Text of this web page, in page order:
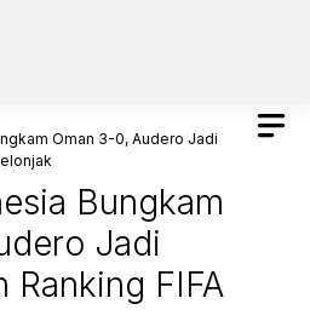
Oman 3-0, Audero Jadi
Bungkam
Jadi
Ranking FIFA